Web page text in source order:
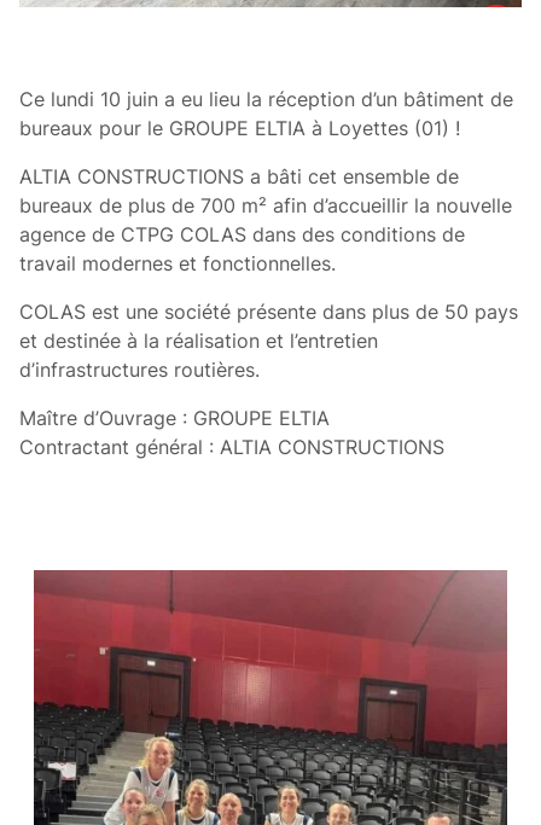
Ce lundi 10 juin a eu lieu la réception d’un bâtiment de
bureaux pour le GROUPE ELTIA à Loyettes (01) !
ALTIA CONSTRUCTIONS a bâti cet ensemble de
bureaux de plus de 700 m² afin d’accueillir la nouvelle
agence de CTPG COLAS dans des conditions de
travail modernes et fonctionnelles.
COLAS est une société présente dans plus de 50 pays
et destinée à la réalisation et l’entretien
d’infrastructures routières.
Maître d’Ouvrage : GROUPE ELTIA
Contractant général : ALTIA CONSTRUCTIONS